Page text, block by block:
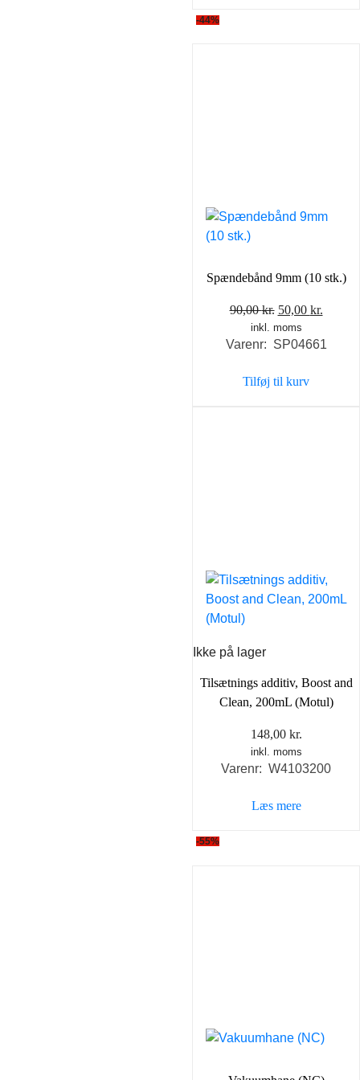
-44%
Spændebånd 9mm (10 stk.)
90,00kr. Den
oprindelige
pris
90,00 kr..
50,00 kr.Den
pris
inkl. moms
Varenr: SP04661
Tilføj til kurv
Ikke på lager
Tilsætnings additiv, Boost and
Clean, 200mL (Motul)
148,00 kr.
inkl. moms
Varenr: W4103200
Læs mere
-55%